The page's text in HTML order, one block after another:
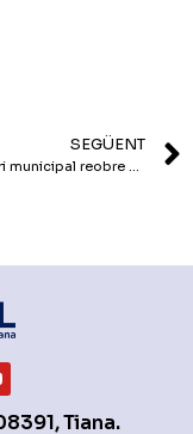
SEGÜENT
El cementiri municipal reobre en el seu horari habitual
Tiana.